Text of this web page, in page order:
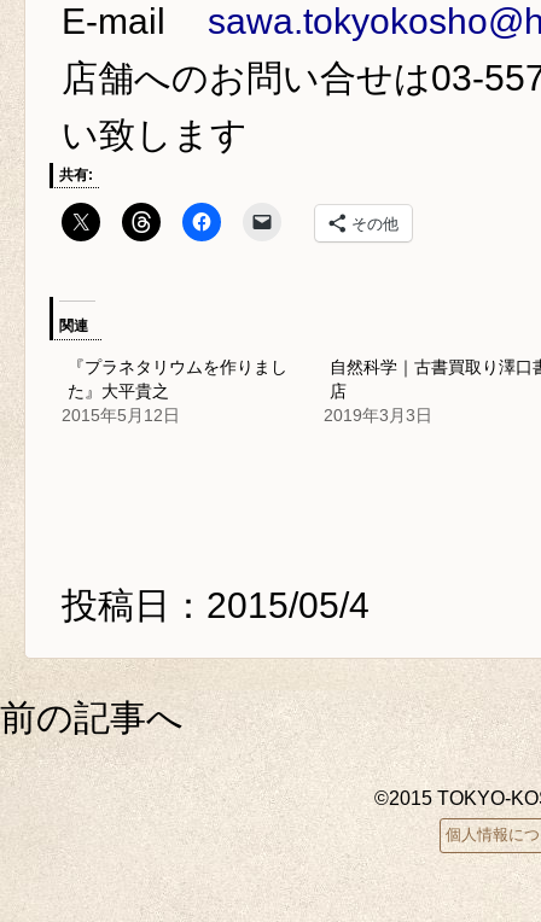
E-mail
店舗へのお問い合せは03-
い致します
共有:
その他
関連
『プラネタリウムを作りまし
た』大平貴之
2015年5月12日
自然科学｜古書買取り澤口
店
2019年3月3日
投稿日：2015/05/4
前の記事へ
©2015 TOKYO-
個人情報に